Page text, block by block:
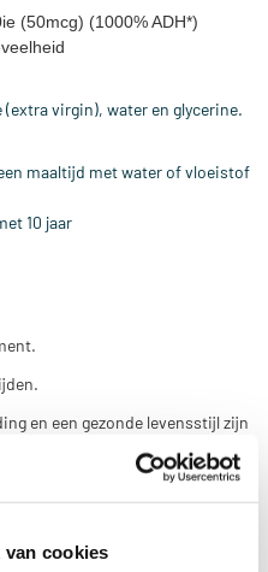
van cookies
(50mcg) (1000% ADH*)
virgin), water en glycerine.
maaltijd met water of vloeistof
10 jaar
en een gezonde levensstijl zijn
geen vervanging van een